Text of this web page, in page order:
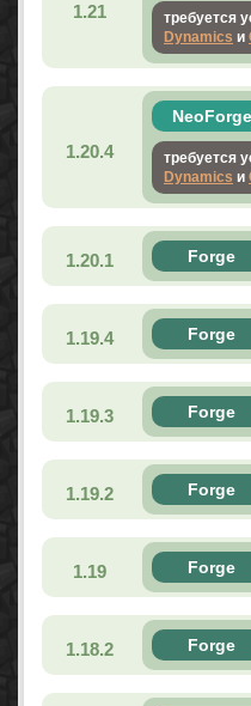
1.21 требуется
Dynamics и
1.20.4
NeoForge
требуется
Dynamics и
1.20.1 Forge
1.19.4 Forge
1.19.3 Forge
1.19.2 Forge
1.19 Forge
1.18.2 Forge